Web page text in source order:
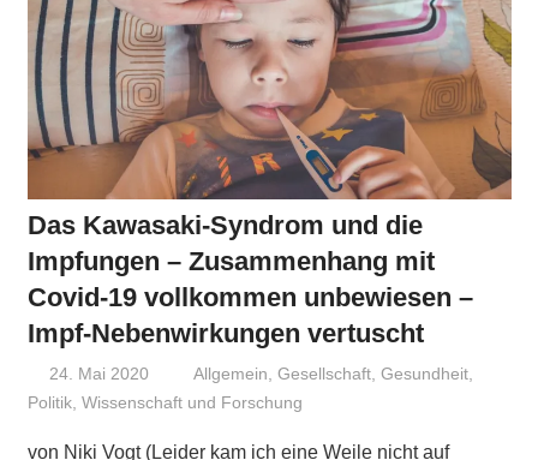
Das Kawasaki-Syndrom und die
Impfungen – Zusammenhang mit
Covid-19 vollkommen unbewiesen –
Impf-Nebenwirkungen vertuscht
24. Mai 2020 Niki Vogt
Allgemein ,Gesellschaft ,Gesundheit
Politik, Wissenschaft und Forschung
von Niki Vogt (Leider kam ich eine Weile nicht auf